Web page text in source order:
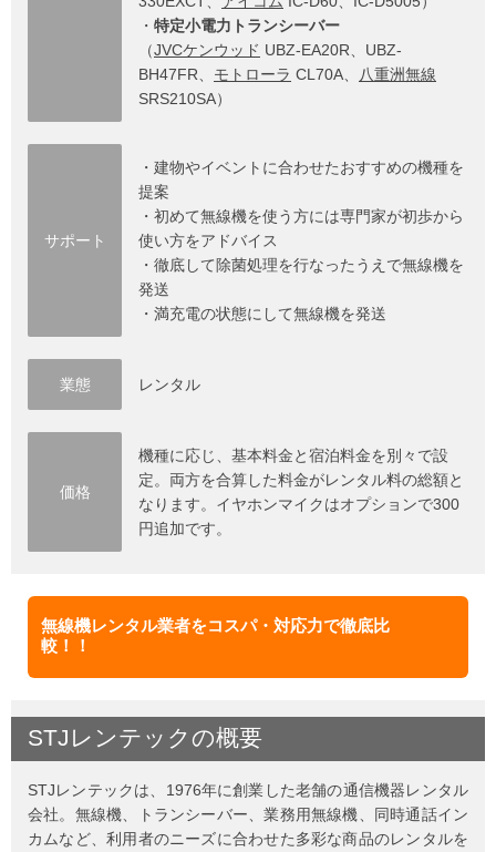
・ 特定小電力トランシーバー
（JVCケンウッド UBZ-EA20R、UBZ-
BH47FR、 モトローラ CL70A、
八重洲無線
SRS210SA）
サポート
・建物やイベントに合わせたおすすめの機種を
提案
・初めて無線機を使う方には専門家が初歩から
使い方をアドバイス
・徹底して除菌処理を行なったうえで無線機を
発送
・満充電の状態にして無線機を発送
業態 レンタル
価格
機種に応じ、基本料金と宿泊料金を別々で設
定。両方を合算した料金がレンタル料の総額と
なります。イヤホンマイクはオプションで300
円追加です。
無線機レンタル業者をコスパ・対応力で徹底比
較！！
STJレンテック の概要
STJレンテックは、1976年に創業した老舗の通信機器レンタル
会社。無線機、トランシーバー、業務用無線機、同時通話イン
カムなど、利用者のニーズに合わせた多彩な商品のレンタルを